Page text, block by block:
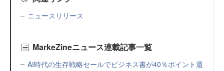
ニュースリリース
MarkeZineニュース連載記事一覧
AI時代の生存戦略セールでビジネス書が40％ポイント還